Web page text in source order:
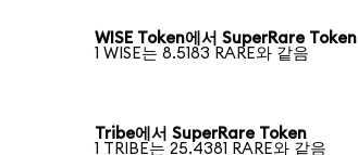
WISE Token에서 SuperRare Token
1 WISE는 8.5183 RARE와 같음
Tribe에서 SuperRare Token
1 TRIBE는 25.4381 RARE와 같음